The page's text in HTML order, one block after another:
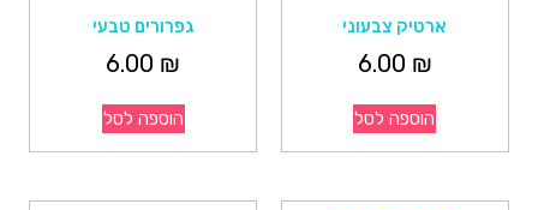
ארטיק צבעוני
6.00 ₪
הוספה לסל
גפרורים טבעי
6.00 ₪
הוספה לסל